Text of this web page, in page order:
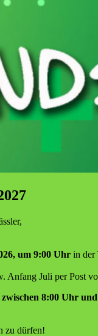
um 9:00 Uhr in der
Anfang Juli per Post
8:00 Uhr
zu dürfen!